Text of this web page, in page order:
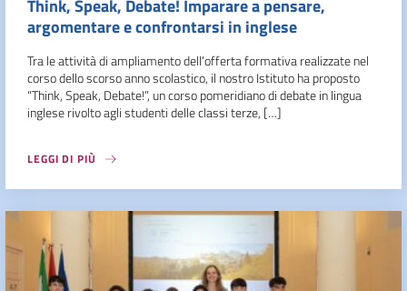
Think, Speak, Debate! Imparare a pensare,
argomentare e confrontarsi in inglese
Tra le attività di ampliamento dell’offerta formativa realizzate nel
corso dello scorso anno scolastico, il nostro Istituto ha proposto
“Think, Speak, Debate!”, un corso pomeridiano di debate in lingua
inglese rivolto agli studenti delle classi terze, […]
LEGGI DI PIÙ